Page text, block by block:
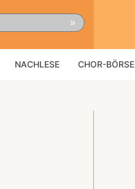
»
NACHLESE CHOR-BÖRSE